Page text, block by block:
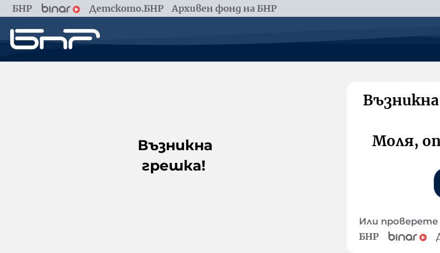
БНР Детското.БНР Архивен фонд на БНР
Възникна
грешка!
Моля,
Или
БНР